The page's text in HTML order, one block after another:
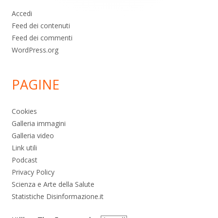
Accedi
Feed dei contenuti
Feed dei commenti
WordPress.org
PAGINE
Cookies
Galleria immagini
Galleria video
Link utili
Podcast
Privacy Policy
Scienza e Arte della Salute
Statistiche Disinformazione.it